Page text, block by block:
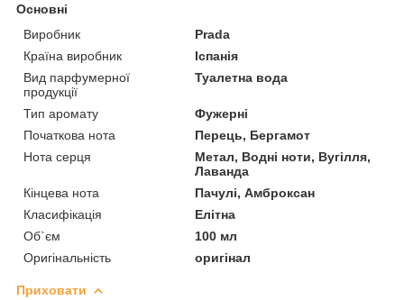
Основні
Виробник
Prada
Країна виробник
Іспанія
Вид парфумерної
продукції
Туалетна вода
Тип аромату
Фужерні
Початкова нота
Перець, Бергамот
Нота серця
Метал, Водні ноти, Вугілля,
Лаванда
Кінцева нота
Пачулі, Амброксан
Класифікація
Елітна
Об`єм
100 мл
Оригінальність
оригінал
Приховати